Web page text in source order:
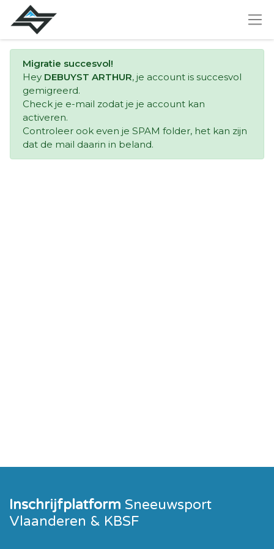
Migratie succesvol!
Hey DEBUYST ARTHUR, je account is succesvol
gemigreerd.
Check je e-mail zodat je je account kan
activeren.
Controleer ook even je SPAM folder, het kan zijn
dat de mail daarin in beland.
Inschrijfplatform Sneeuwsport
Vlaanderen & KBSF